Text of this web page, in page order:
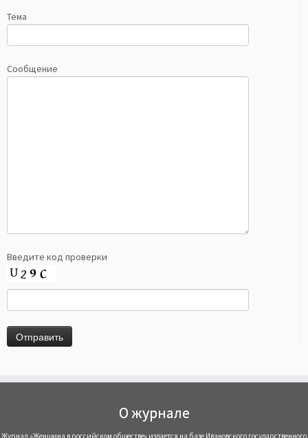
Тема
Сообщение
Введите код проверки
О журнале
Журнал «Женщина в российском обществе» издается на базе Ивановского государственного